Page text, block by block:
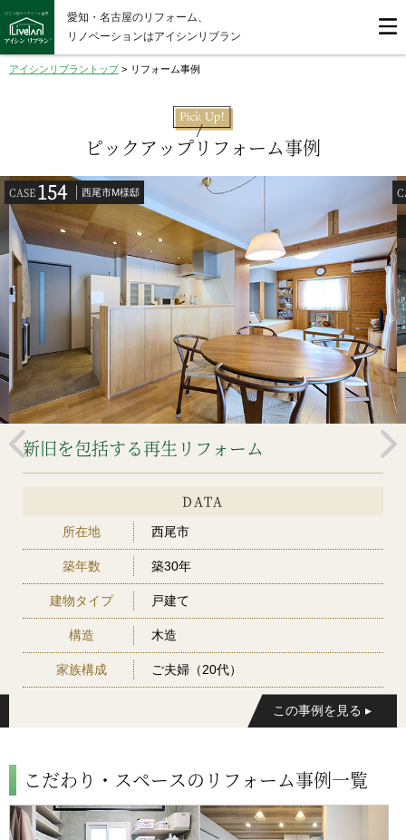
愛知・名古屋のリフォーム、
リノベーションはアイシンリブラン
アイシンリブラントップ> リフォーム事例
ピックアップリフォーム事例
CASE154 西尾市M様邸
新旧を包括する再生リフォーム
DATA
所在地 西尾市
築年数 築30年
建物タイプ 戸建て
構造 木造
家族構成 ご夫婦（20代）
こだわり・スペースのリフォーム事例一覧